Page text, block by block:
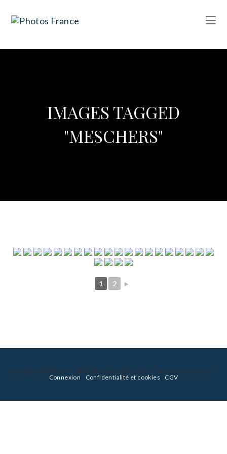
IMAGES TAGGED
"MESCHERS"
1 2 ►
Copyright © France-Fotostock.com 2019-2023 - Tous droits réservés -
Connexion - Confidentialité et cookies - CGV